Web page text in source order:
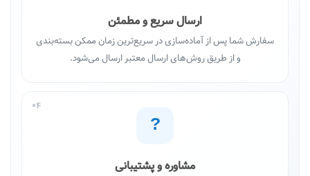
ارسال سریع و مطمئن
سفارش شما پس از آماده‌سازی در سریع‌ترین زمان ممکن بسته‌بندی
و از طریق روش‌های ارسال معتبر ارسال می‌شود.
04
?
مشاوره و پشتیبانی